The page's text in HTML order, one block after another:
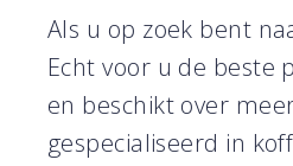
Als u op zoek bent
Echt voor u de beste
en beschikt over
gespecialiseerd in